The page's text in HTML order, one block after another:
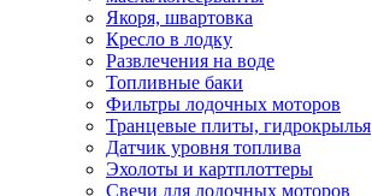
Якоря, швартовка
Кресло в лодку
Развлечения на воде
Топливные баки
Фильтры лодочных моторов
Транцевые плиты, гидрокрылья
Датчик уровня топлива
Эхолоты и картплоттеры
Cвечи для лодочных моторов